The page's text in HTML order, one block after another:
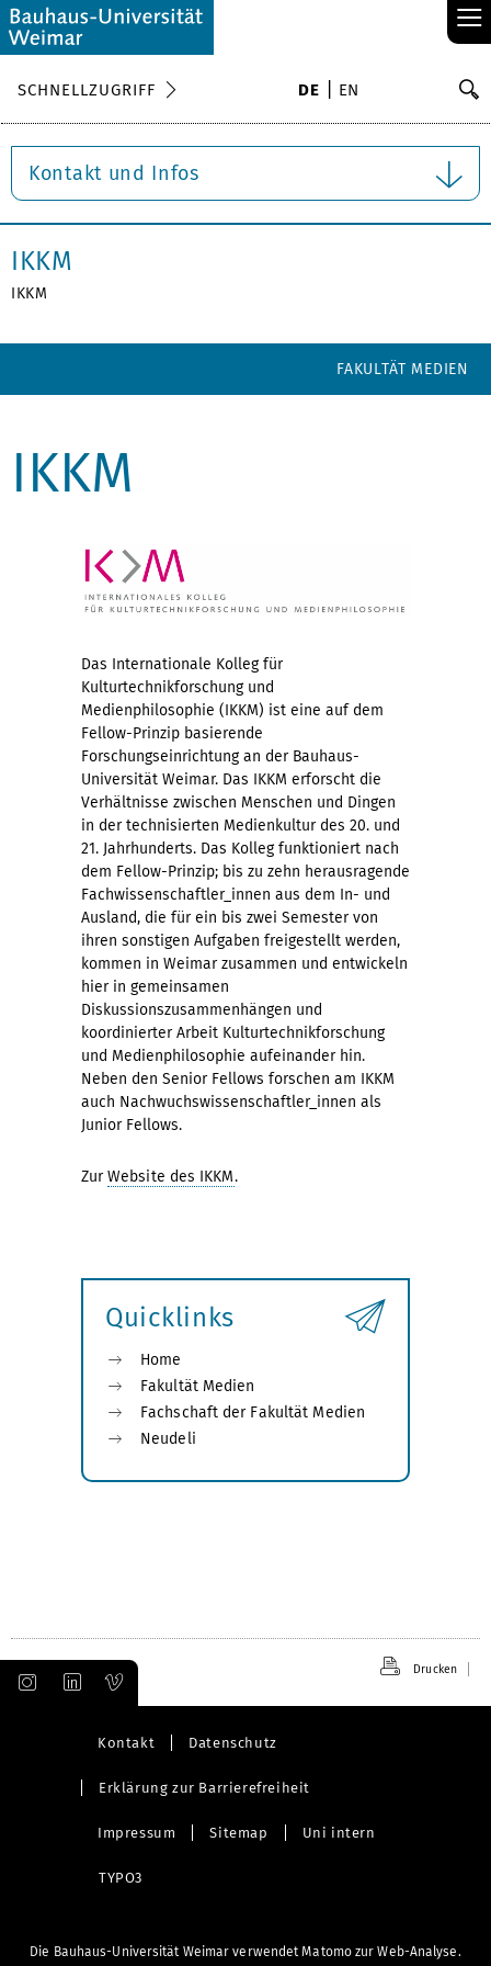
≡
SCHNELLZUGRIFF DE EN
Kontakt und Infos
IKKM
IKKM
FAKULTÄT MEDIEN
IKKM
Das Internationale Kolleg für
Kulturtechnikforschung und
Medienphilosophie (IKKM) ist eine auf dem
Fellow-Prinzip basierende
Forschungseinrichtung an der Bauhaus-
Universität Weimar. Das IKKM erforscht die
Verhältnisse zwischen Menschen und Dingen
in der technisierten Medienkultur des 20. und
21. Jahrhunderts. Das Kolleg funktioniert nach
dem Fellow-Prinzip; bis zu zehn herausragende
Fachwissenschaftler_innen aus dem In- und
Ausland, die für ein bis zwei Semester von
ihren sonstigen Aufgaben freigestellt werden,
kommen in Weimar zusammen und entwickeln
hier in gemeinsamen
Diskussionszusammenhängen und
koordinierter Arbeit Kulturtechnikforschung
und Medienphilosophie aufeinander hin.
Neben den Senior Fellows forschen am IKKM
auch Nachwuchswissenschaftler_innen als
Junior Fellows.
ZurWebsite des IKKM.
Quicklinks
Home
Fakultät Medien
Fachschaft der Fakultät Medien
Neudeli
Drucken
Kontakt Datenschutz
Erklärung zur Barrierefreiheit
Impressum Sitemap Uni intern
TYPO3
Die Bauhaus-Universität Weimar verwendet Matomo zur Web-Analyse.